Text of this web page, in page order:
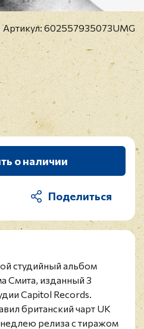
Артикул:602557935073UMG
о наличии
студийный альбом
Смита, изданный 3
Capitol Records.
британский чарт UK
релиза с тиражом